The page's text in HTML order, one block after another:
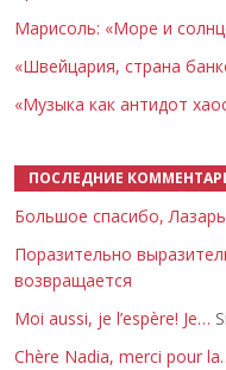
Марисоль: «Море и
«Швейцария, страна
«Музыка как антидот
ПОСЛЕДНИЕ
Большое спасибо,
Поразительно
возвращается
Moi aussi, je l’espère! Je…
Chère Nadia, merci pour